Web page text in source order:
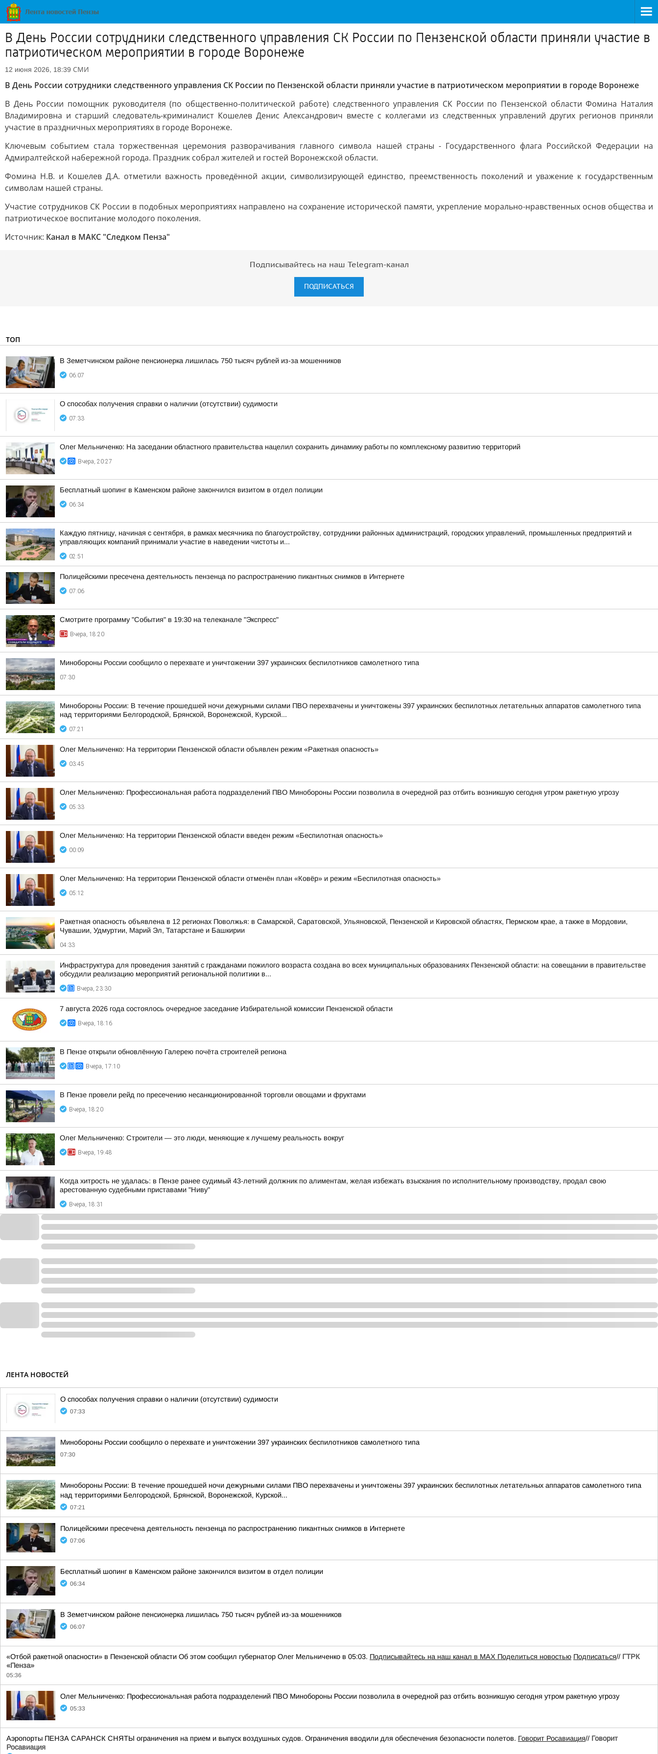
В День России сотрудники следственного управления СК России по Пензенской области приняли участие в
патриотическом мероприятии в городе Воронеже
12 июня 2026, 18:39 СМИ
В День России сотрудники следственного управления СК России по Пензенской области приняли участие в патриотическом мероприятии в городе Воронеже
В День России помощник руководителя (по общественно-политической работе) следственного управления СК России по Пензенской области Фомина Наталия
Владимировна и старший следователь-криминалист Кошелев Денис Александрович вместе с коллегами из следственных управлений других регионов приняли
участие в праздничных мероприятиях в городе Воронеже.
Ключевым событием стала торжественная церемония разворачивания главного символа нашей страны - Государственного флага Российской Федерации на
Адмиралтейской набережной города. Праздник собрал жителей и гостей Воронежской области.
Фомина Н.В. и Кошелев Д.А. отметили важность проведённой акции, символизирующей единство, преемственность поколений и уважение к государственным
символам нашей страны.
Участие сотрудников СК России в подобных мероприятиях направлено на сохранение исторической памяти, укрепление морально-нравственных основ общества и
патриотическое воспитание молодого поколения.
Источник: Канал в МАКС "Следком Пенза"
Подписывайтесь на наш Telegram-канал
ПОДПИСАТЬСЯ
ТОП
В Земетчинском районе пенсионерка лишилась 750 тысяч рублей из-за мошенников
06:07
О способах получения справки о наличии (отсутствии) судимости
07:33
Олег Мельниченко: На заседании областного правительства нацелил сохранить динамику работы по комплексному развитию территорий
Вчера, 20:27
Бесплатный шопинг в Каменском районе закончился визитом в отдел полиции
06:34
Каждую пятницу, начиная с сентября, в рамках месячника по благоустройству, сотрудники районных администраций, городских управлений, промышленных предприятий и
управляющих компаний принимали участие в наведении чистоты и...
02:51
Полицейскими пресечена деятельность пензенца по распространению пикантных снимков в Интернете
07:06
Смотрите программу "События" в 19:30 на телеканале "Экспресс"
Вчера, 18:20
Минобороны России сообщило о перехвате и уничтожении 397 украинских беспилотников самолетного типа
07:30
Минобороны России: В течение прошедшей ночи дежурными силами ПВО перехвачены и уничтожены 397 украинских беспилотных летательных аппаратов самолетного типа
над территориями Белгородской, Брянской, Воронежской, Курской...
07:21
Олег Мельниченко: На территории Пензенской области объявлен режим «Ракетная опасность»
03:45
Олег Мельниченко: Профессиональная работа подразделений ПВО Минобороны России позволила в очередной раз отбить возникшую сегодня утром ракетную угрозу
05:33
Олег Мельниченко: На территории Пензенской области введен режим «Беспилотная опасность»
00:09
Олег Мельниченко: На территории Пензенской области отменён план «Ковёр» и режим «Беспилотная опасность»
05:12
Ракетная опасность объявлена в 12 регионах Поволжья: в Самарской, Саратовской, Ульяновской, Пензенской и Кировской областях, Пермском крае, а также в Мордовии,
Чувашии, Удмуртии, Марий Эл, Татарстане и Башкирии
04:33
Инфраструктура для проведения занятий с гражданами пожилого возраста создана во всех муниципальных образованиях Пензенской области: на совещании в правительстве
обсудили реализацию мероприятий региональной политики в...
Вчера, 23:30
7 августа 2026 года состоялось очередное заседание Избирательной комиссии Пензенской области
Вчера, 18:16
В Пензе открыли обновлённую Галерею почёта строителей региона
Вчера, 17:10
В Пензе провели рейд по пресечению несанкционированной торговли овощами и фруктами
Вчера, 18:20
Олег Мельниченко: Строители — это люди, меняющие к лучшему реальность вокруг
Вчера, 19:48
Когда хитрость не удалась: в Пензе ранее судимый 43-летний должник по алиментам, желая избежать взыскания по исполнительному производству, продал свою
арестованную судебными приставами "Ниву"
Вчера, 18:31
ЛЕНТА НОВОСТЕЙ
О способах получения справки о наличии (отсутствии) судимости
07:33
Минобороны России сообщило о перехвате и уничтожении 397 украинских беспилотников самолетного типа
07:30
Минобороны России: В течение прошедшей ночи дежурными силами ПВО перехвачены и уничтожены 397 украинских беспилотных летательных аппаратов самолетного типа
над территориями Белгородской, Брянской, Воронежской, Курской...
07:21
Полицейскими пресечена деятельность пензенца по распространению пикантных снимков в Интернете
07:06
Бесплатный шопинг в Каменском районе закончился визитом в отдел полиции
06:34
В Земетчинском районе пенсионерка лишилась 750 тысяч рублей из-за мошенников
06:07
«Отбой ракетной опасности» в Пензенской области Об этом сообщил губернатор Олег Мельниченко в 05:03. Подписывайтесь на наш канал в MAX Поделиться новостью Подписаться// ГТРК
«Пенза»
05:36
Олег Мельниченко: Профессиональная работа подразделений ПВО Минобороны России позволила в очередной раз отбить возникшую сегодня утром ракетную угрозу
05:33
Аэропорты ПЕНЗА САРАНСК СНЯТЫ ограничения на прием и выпуск воздушных судов. Ограничения вводили для обеспечения безопасности полетов. Говорит Росавиация// Говорит
Росавиация